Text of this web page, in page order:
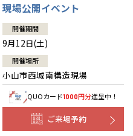
現場公開イベント
開催期間
9月12日(土)
開催場所
小山市西城南構造現場
QUOカード1000円分進呈中！
ご来場予約